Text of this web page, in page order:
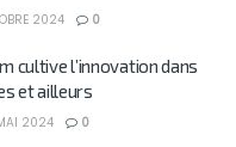
2024 0
cultive l’innovation dans
et ailleurs
2024 0